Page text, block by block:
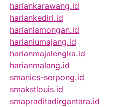
hariankarawang.id
hariankediri.id
harianlamongan.id
harianlumajang.id
harianmajalengka.id
harianmalang.id
smanics-serpong.id
smakstlouis.id
smapraditadirgantara.id